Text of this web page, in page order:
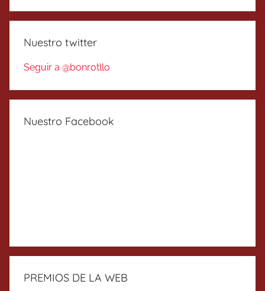
Nuestro twitter
Seguir a @bonrotllo
Nuestro Facebook
PREMIOS DE LA WEB